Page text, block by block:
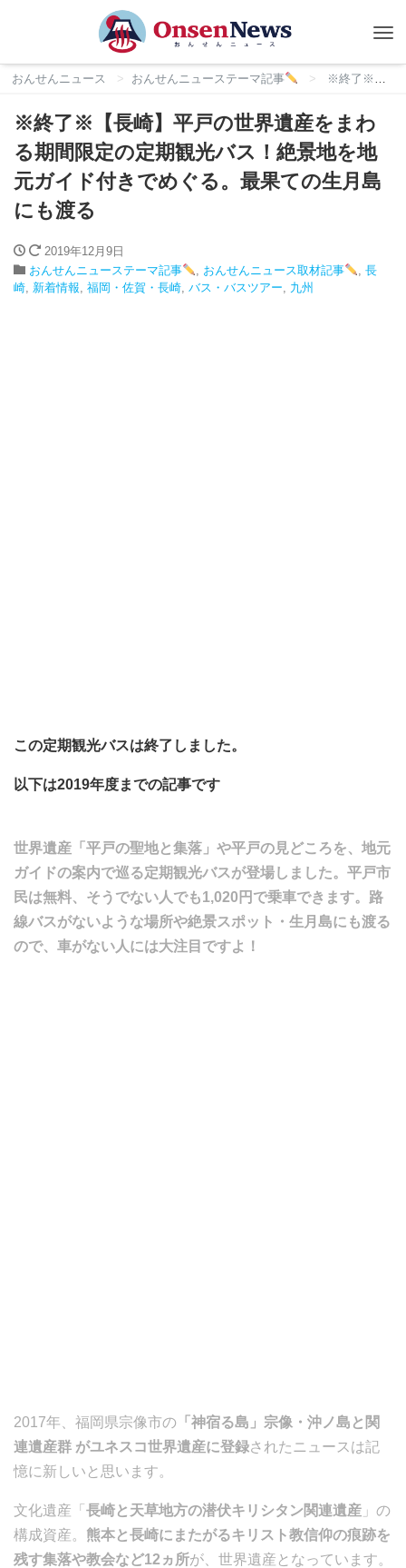
おんせんニュース おんせんニューステーマ記事 ※終了※【長崎】平戸の世界遺産をまわる期間限定の定期観光バス！絶景地を地元ガイド付きでめぐる。最果ての生月島にも渡る
※終了※【長崎】平戸の世界遺産をまわ
る期間限定の定期観光バス！絶景地を地
元ガイド付きでめぐる。最果ての生月島
にも渡る
2019年12月9日
おんせんニューステーマ記事
, おんせんニュース取材記事 , 長
崎, 新着情報, 福岡・佐賀・長崎, バス・バスツアー, 九州
この定期観光バスは終了しました。
以下は2019年度までの記事です
世界遺産「平戸の聖地と集落」や平戸の見どころを、地元
ガイドの案内で巡る定期観光バスが登場しました。平戸市
民は無料、そうでない人でも1,020円で乗車できます。路
線バスがないような場所や絶景スポット・生月島にも渡る
ので、車がない人には大注目ですよ！
2017年、福岡県宗像市の 「神宿る島」宗像・沖ノ島と関
連遺産群 がユネスコ世界遺産に登録されたニュースは記
憶に新しいと思います。
文化遺産「 長崎と天草地方の潜伏キリシタン関連遺産 」の
構成資産。 熊本と長崎にまたがるキリスト教信仰の痕跡を
残す集落や教会など12ヵ所が、世界遺産となっています。